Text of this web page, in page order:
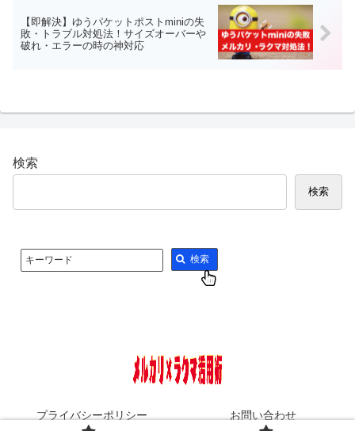
【即解決】ゆうパケットポストminiの失
敗・トラブル対処法！サイズオーバーや
破れ・エラーの時の神対応
検索
検索
キーワード 検索
プライバシーポリシー お問い合わせ